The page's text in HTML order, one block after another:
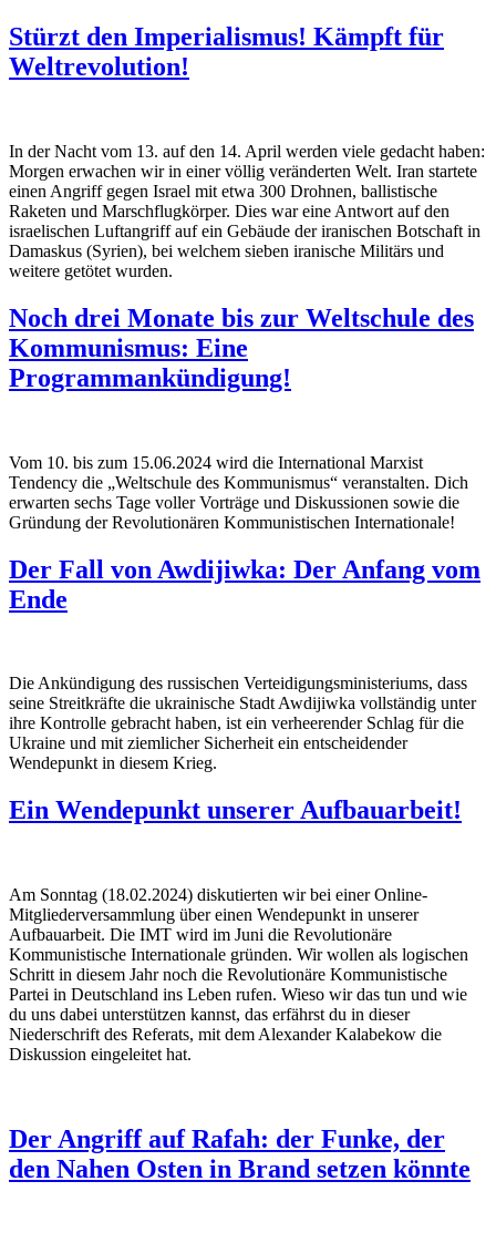
Stürzt den Imperialismus! Kämpft für
Weltrevolution!
In der Nacht vom 13. auf den 14. April werden viele gedacht haben:
Morgen erwachen wir in einer völlig veränderten Welt. Iran startete
einen Angriff gegen Israel mit etwa 300 Drohnen, ballistische
Raketen und Marschflugkörper. Dies war eine Antwort auf den
israelischen Luftangriff auf ein Gebäude der iranischen Botschaft in
Damaskus (Syrien), bei welchem sieben iranische Militärs und
weitere getötet wurden.
Noch drei Monate bis zur Weltschule des
Kommunismus: Eine
Programmankündigung!
Vom 10. bis zum 15.06.2024 wird die International Marxist
Tendency die „Weltschule des Kommunismus“ veranstalten. Dich
erwarten sechs Tage voller Vorträge und Diskussionen sowie die
Gründung der Revolutionären Kommunistischen Internationale!
Der Fall von Awdijiwka: Der Anfang vom
Ende
Die Ankündigung des russischen Verteidigungsministeriums, dass
seine Streitkräfte die ukrainische Stadt Awdijiwka vollständig unter
ihre Kontrolle gebracht haben, ist ein verheerender Schlag für die
Ukraine und mit ziemlicher Sicherheit ein entscheidender
Wendepunkt in diesem Krieg.
Ein Wendepunkt unserer Aufbauarbeit!
Am Sonntag (18.02.2024) diskutierten wir bei einer Online-
Mitgliederversammlung über einen Wendepunkt in unserer
Aufbauarbeit. Die IMT wird im Juni die Revolutionäre
Kommunistische Internationale gründen. Wir wollen als logischen
Schritt in diesem Jahr noch die Revolutionäre Kommunistische
Partei in Deutschland ins Leben rufen. Wieso wir das tun und wie
du uns dabei unterstützen kannst, das erfährst du in dieser
Niederschrift des Referats, mit dem Alexander Kalabekow die
Diskussion eingeleitet hat.
Der Angriff auf Rafah: der Funke, der
den Nahen Osten in Brand setzen könnte